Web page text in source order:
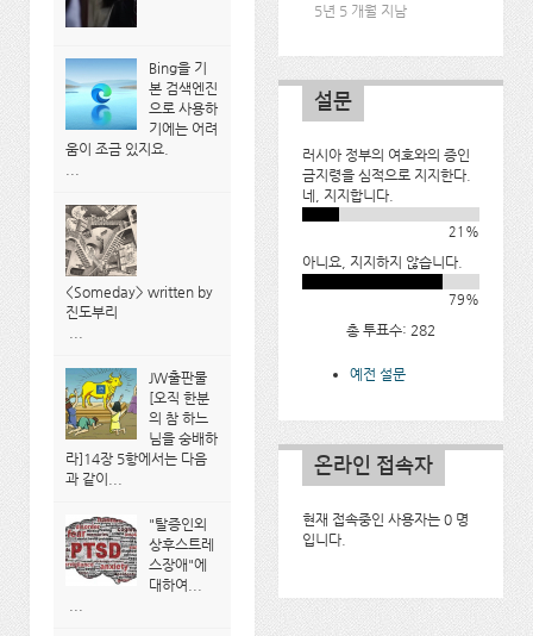
5년 5 개월 지남
Bing을 기
본 검색엔진
으로 사용하
기에는 어려
움이 조금 있지요.
<Someday> written by
진도부리
JW출판물
[오직 한분
의 참 하느
님을 숭배하
라]14장 5항에서는 다음
과 같이...
"탈증인외
상후스트레
스장애"에
대하여...
설문
러시아 정부의 여호와의 증인
금지령을 심적으로 지지한다.
네, 지지합니다.
21%
아니요, 지지하지 않습니다.
79%
총 투표수: 282
예전 설문
온라인 접속자
현재 접속중인 사용자는 0 명
입니다.